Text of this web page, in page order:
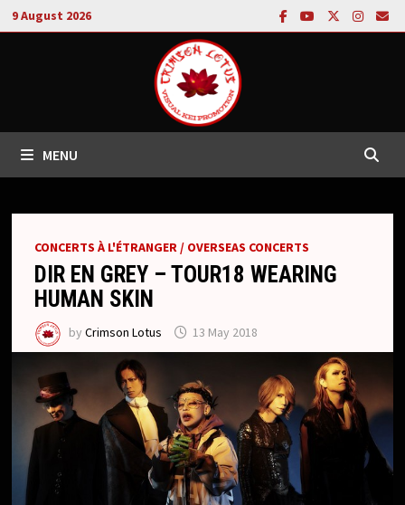
Skip
to
9 August 2026
MENU
CONCERTS À L'ÉTRANGER / OVERSEAS CONCERTS
DIR EN GREY – TOUR18 WEARING
HUMAN SKIN
byCrimson Lotus 13 May 2018